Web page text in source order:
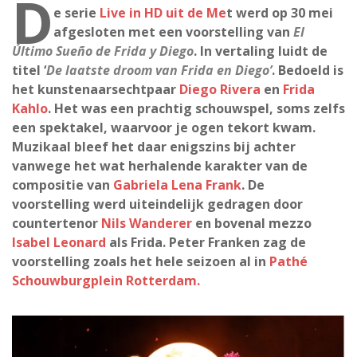
D e serie Live in HD uit de Met werd op 30 mei
afgesloten met een voorstelling van El
Último Sueño de Frida y Diego. In vertaling luidt de
titel ‘De laatste droom van Frida en Diego’. Bedoeld is
het kunstenaarsechtpaar Diego Rivera en Frida
Kahlo. Het was een prachtig schouwspel, soms zelfs
een spektakel, waarvoor je ogen tekort kwam.
Muzikaal bleef het daar enigszins bij achter
vanwege het wat herhalende karakter van de
compositie van Gabriela Lena Frank. De
voorstelling werd uiteindelijk gedragen door
countertenor Nils Wanderer en bovenal mezzo
Isabel Leonard als Frida. Peter Franken zag de
voorstelling zoals het hele seizoen al in Pathé
Schouwburgplein Rotterdam.